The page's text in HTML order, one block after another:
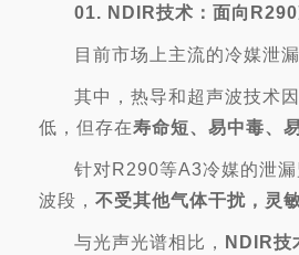
01. NDIR技术：面向
目前市场上主流的冷媒泄
其中，热导和超声波技术
低，但存在寿命短、易中毒、
针对R290等A3冷媒的泄
波段， 不受其他气体干扰，灵
与光声光谱相比， NDIR技